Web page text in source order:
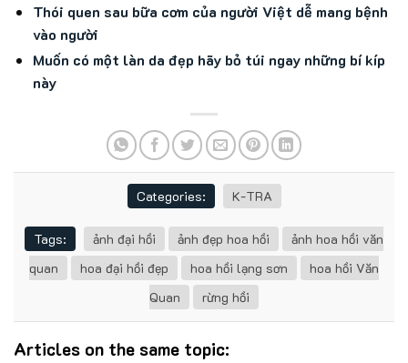
Thói quen sau bữa cơm của người Việt dễ mang bệnh
vào người
Muốn có một làn da đẹp hãy bỏ túi ngay những bí kíp
này
Categories: K-TRA
Tags: ảnh đại hồi ảnh đẹp hoa hồi
ảnh hoa hồi văn
quan
hoa đại hồi đẹp hoa hồi lạng sơn
hoa hồi Văn
Quan
rừng hồi
Articles on the same topic: